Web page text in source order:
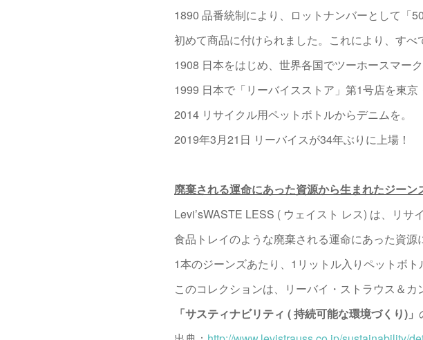
1890 品番統制により、ロットナンバーとして「
初めて商品に付けられました。これにより、すべ
1908 日本をはじめ、世界各国でツーホースマーク
1999 日本で「リーバイスストア」第1号店を東京
2014 リサイクル用ペットボトルからデニムを。
2019年3月21日 リーバイスが34年ぶりに上場！
廃棄される運命にあった資源から生まれたジーン
Levi’sWASTE LESS ( ウェイスト レス) は、リサ
食品トレイのような廃棄される運命にあった資源
1本のジーンズあたり、1リットル入りペットボト
このコレクションは、リーバイ・ストラウス＆
「サスティナビリティ ( 持続可能な環境づくり)」